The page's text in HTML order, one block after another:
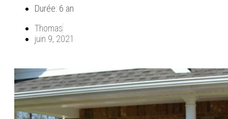
Durée: 6 an
Thomas
juin 9, 2021